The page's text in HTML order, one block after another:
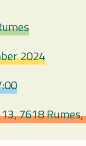
2024
7618